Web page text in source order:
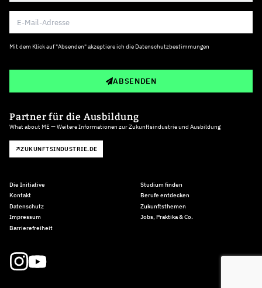
Mit dem Klick auf "Absenden" akzeptiere ich die Datenschutzbestimmungen
ABSENDEN
Partner für die Ausbildung
What about ME — Weitere Informationen zur Zukunftsindustrie und Ausbildung
ZUKUNFTSINDUSTRIE.DE
Die Initiative
Kontakt
Datenschutz
Impressum
Barrierefreiheit
Studium finden
Berufe entdecken
Zukunftsthemen
Jobs, Praktika & Co.